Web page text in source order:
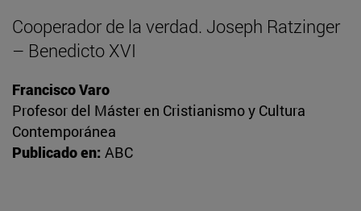
Cooperador de la verdad. Joseph Ratzinger
– Benedicto XVI
Francisco Varo
Profesor del Máster en Cristianismo y Cultura
Contemporánea
Publicado en: ABC